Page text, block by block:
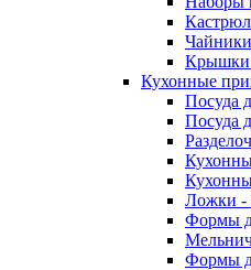
Крышки
Кухонные
Посуда
Посуда
Ложки -
Формы
Формы